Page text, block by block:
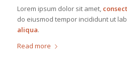
Lorem ipsum dolor sit amet,
do eiusmod tempor incididunt ut
aliqua.
Read more